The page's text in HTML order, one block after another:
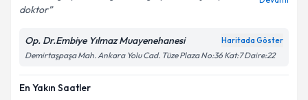
doktor
Op. Dr.Embiye Yılmaz Muayenehanesi Haritada Göster
Demirtaşpaşa Mah. Ankara Yolu Cad. Tüze Plaza No:36 Kat:7 Daire:22
En Yakın Saatler